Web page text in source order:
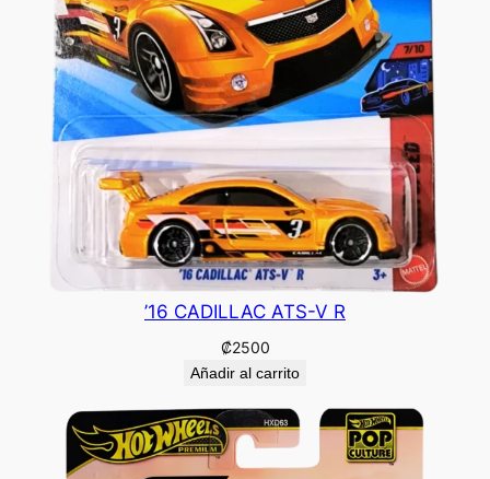
’16 CADILLAC ATS-V R
₡2500
Añadir al carrito